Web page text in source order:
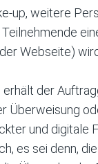
up, weitere
Webseite)
der
Überweisung
und digitale
es sei denn,